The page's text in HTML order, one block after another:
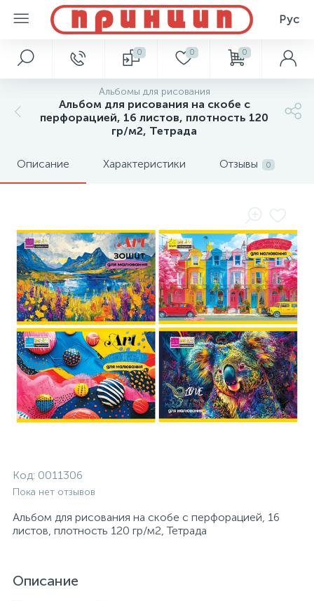
Рус
0 0 0
Альбомы для рисования
Альбом для рисования на скобе с
перфорацией, 16 листов, плотность 120
гр/м2, Тетрада
Описание Характеристики Отзывы 0
Код: 0011306
Пока нет отзывов
Альбом для рисования на скобе с перфорацией, 16
листов, плотность 120 гр/м2, Тетрада
Описание